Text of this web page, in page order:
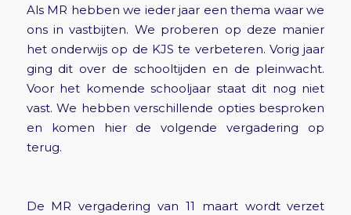
Als MR hebben we ieder jaar een thema waar we
ons in vastbijten. We proberen op deze manier
het onderwijs op de KJS te verbeteren. Vorig jaar
ging dit over de schooltijden en de pleinwacht.
Voor het komende schooljaar staat dit nog niet
vast. We hebben verschillende opties besproken
en komen hier de volgende vergadering op
terug.
De MR vergadering van 11 maart wordt verzet